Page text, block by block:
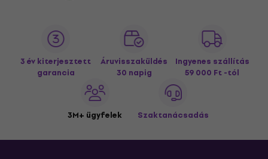
3 év kiterjesztett
garancia
Áruvisszaküldés
30 napig
Ingyenes szállítás
59 000 Ft -tól
3M+ ügyfelek Szaktanácsadás